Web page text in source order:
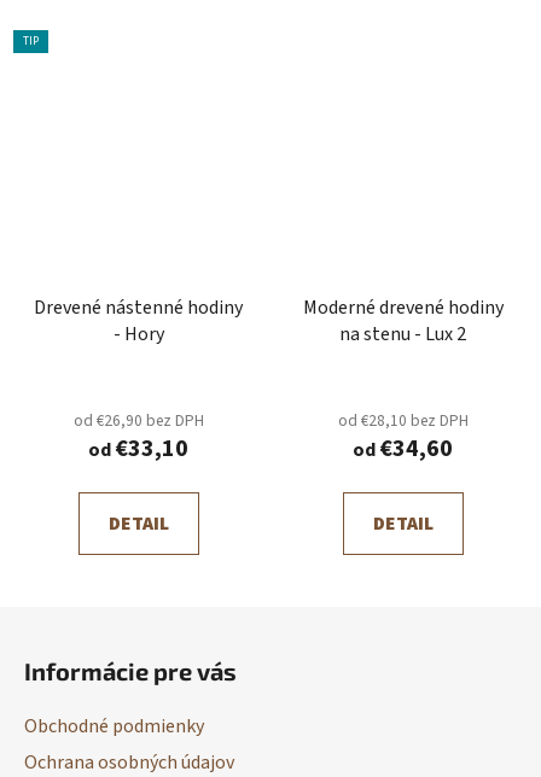
TIP
Drevené nástenné hodiny
- Hory
od €26,90 bez DPH
od€33,10
DETAIL
Moderné drevené hodiny
na stenu - Lux 2
od €28,10 bez DPH
od€34,60
DETAIL
Informácie pre vás
Obchodné podmienky
Ochrana osobných údajov